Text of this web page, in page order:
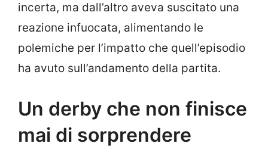
incerta, ma dall’altro aveva suscitato una
reazione infuocata, alimentando le
polemiche per l’impatto che quell’episodio
ha avuto sull’andamento della partita.
Un derby che non finisce
mai di sorprendere